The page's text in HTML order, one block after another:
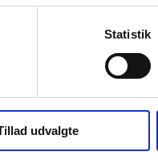
Statistik
udvalgte